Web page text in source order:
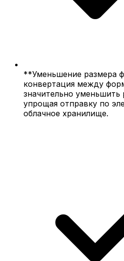
**Уменьшение размера
конвертация между
значительно уменьшить
упрощая отправку по
облачное хранилище.